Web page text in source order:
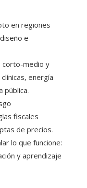
en regiones
e
corto-medio y
energía
pública.
fiscales
de precios.
lo que funcione:
y aprendizaje